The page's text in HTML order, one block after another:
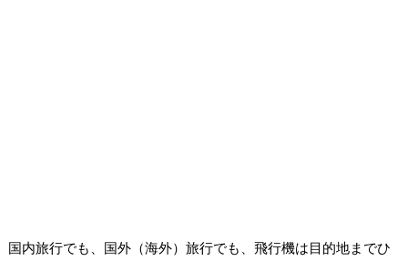
国内旅行でも、国外（海外）旅行でも、飛行機は目的地までひ